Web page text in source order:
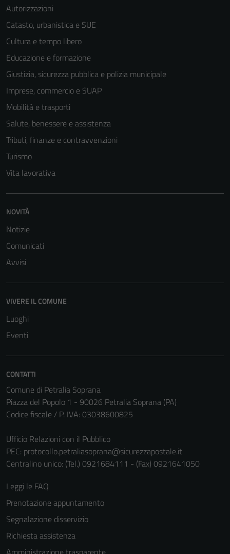
Autorizzazioni
Catasto, urbanistica e SUE
Cultura e tempo libero
Educazione e formazione
Giustizia, sicurezza pubblica e polizia municipale
Imprese, commercio e SUAP
Mobilità e trasporti
Salute, benessere e assistenza
Tributi, finanze e contravvenzioni
Turismo
Vita lavorativa
NOVITÀ
Notizie
Comunicati
Avvisi
VIVERE IL COMUNE
Luoghi
Eventi
CONTATTI
Comune di Petralia Soprana
Piazza del Popolo 1 - 90026 Petralia Soprana (PA)
Codice fiscale / P. IVA: 03038600825
Ufficio Relazioni con il Pubblico
PEC: protocollo.petraliasoprana@sicurezzapostale.it
Centralino unico: (Tel.) 0921684111 - (Fax) 0921641050
Leggi le FAQ
Prenotazione appuntamento
Segnalazione disservizio
Richiesta assistenza
essere
disabilitati.